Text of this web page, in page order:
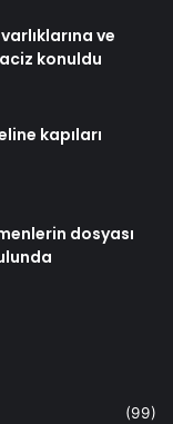
ve
konuldu
kapıları
dosyası
(99)